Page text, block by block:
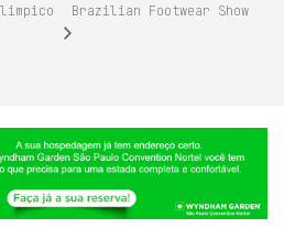
Brazilian Footwear Show